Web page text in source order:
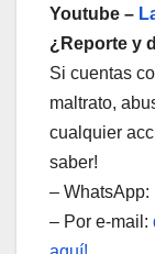
Youtube –
¿Reporte y
Si cuentas
maltrato,
cualquier
saber!
– WhatsApp:
– Por e-mail: